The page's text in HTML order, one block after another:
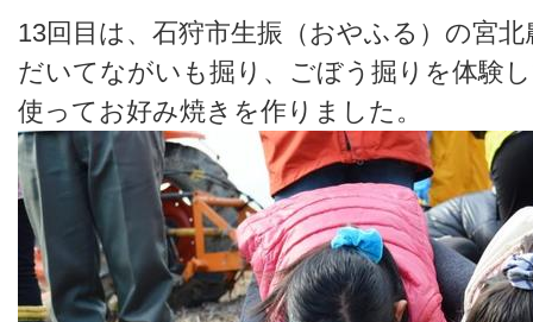
13回目は、石狩市生振（おやふる）の宮
だいてながいも掘り、ごぼう掘りを体験
使ってお好み焼きを作りました。